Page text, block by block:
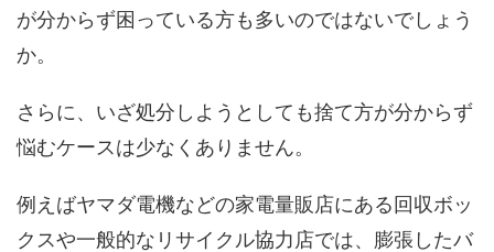
が分からず困っている方も多いのではないでしょう
か。
さらに、いざ処分しようとしても捨て方が分からず
悩むケースは少なくありません。
例えばヤマダ電機などの家電量販店にある回収ボッ
クスや一般的なリサイクル協力店では、膨張したバ